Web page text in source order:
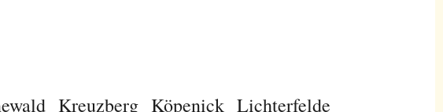
Kreuzberg Köpenick Lichterfelde